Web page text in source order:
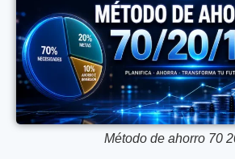
Método de ahorro 70